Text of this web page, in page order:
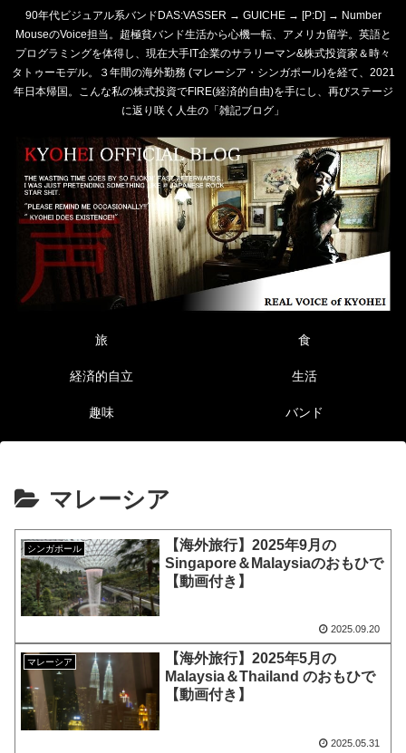
90年代ビジュアル系バンドDAS:VASSER → GUICHE → [P:D] → Number
MouseのVoice担当。超極貧バンド生活から心機一転、アメリカ留学。英語と
プログラミングを体得し、現在大手IT企業のサラリーマン&株式投資家＆時々
タトゥーモデル。３年間の海外勤務 (マレーシア・シンガポール)を経て、2021
年日本帰国。こんな私の株式投資でFIRE(経済的自由)を手にし、再びステージ
に返り咲く人生の「雑記ブログ」
旅 食
経済的自立 生活
趣味 バンド
マレーシア
シンガポール
【海外旅行】2025年9月の
Singapore＆Malaysiaのおもひで
【動画付き】
2025.09.20
マレーシア
【海外旅行】2025年5月の
Malaysia＆Thailand のおもひで
【動画付き】
2025.05.31